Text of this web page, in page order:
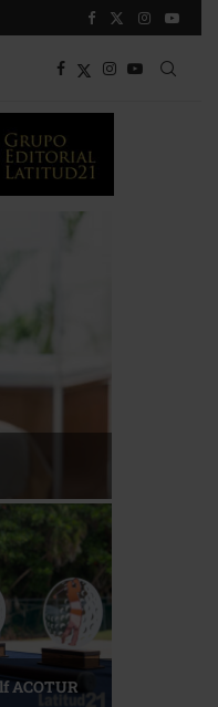
ACOTUR